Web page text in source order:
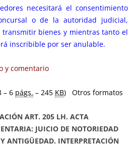
necesitará el consentimiento
o de la autoridad judicial,
transmitir bienes y mientras tanto el
inscribible por ser anulable.
y comentario
– 6 págs. – 245 KB) Otros formatos
ART. 205 LH. ACTA
JUICIO DE NOTORIEDAD
ANTIGÜEDAD. INTERPRETACIÓN